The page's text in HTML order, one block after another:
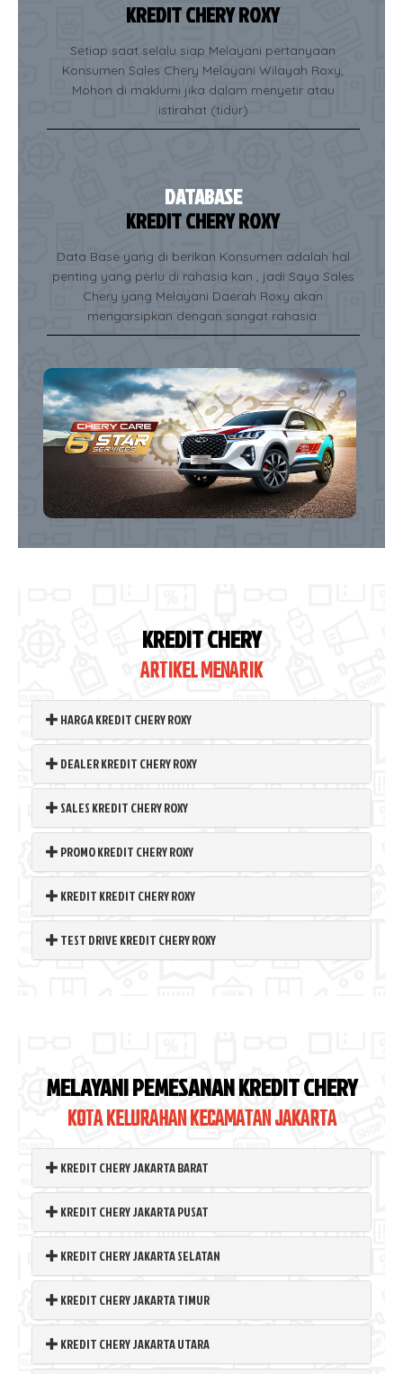
KREDIT CHERY ROXY
Setiap saat selalu siap Melayani pertanyaan
Konsumen Sales Chery Melayani Wilayah Roxy,
Mohon di maklumi jika dalam menyetir atau
istirahat (tidur)
DATABASE
KREDIT CHERY ROXY
Data Base yang di berikan Konsumen adalah hal
penting yang perlu di rahasia kan , jadi Saya Sales
Chery yang Melayani Daerah Roxy akan
mengarsipkan dengan sangat rahasia.
KREDIT CHERY
ARTIKEL MENARIK
HARGA KREDIT CHERY ROXY
DEALER KREDIT CHERY ROXY
SALES KREDIT CHERY ROXY
PROMO KREDIT CHERY ROXY
KREDIT KREDIT CHERY ROXY
TEST DRIVE KREDIT CHERY ROXY
MELAYANI PEMESANAN KREDIT CHERY
KOTA KELURAHAN KECAMATAN JAKARTA
KREDIT CHERY JAKARTA BARAT
KREDIT CHERY JAKARTA PUSAT
KREDIT CHERY JAKARTA SELATAN
KREDIT CHERY JAKARTA TIMUR
KREDIT CHERY JAKARTA UTARA